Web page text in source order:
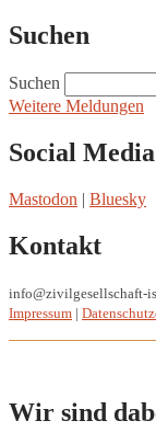
Suchen
Suchen
Weitere Meldungen
Social Media
Mastodon | Bluesky
Kontakt
info@zivilgesellschaft-
Impressum |
Wir sind